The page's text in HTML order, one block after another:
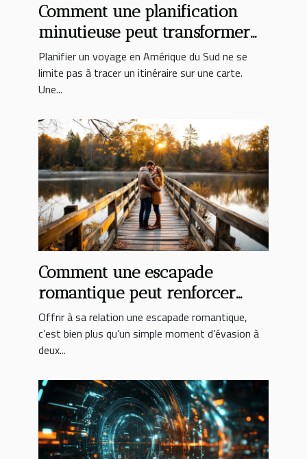
Comment une planification
minutieuse peut transformer
votre expérience en Amérique
du Sud ?
Planifier un voyage en Amérique du Sud ne se
limite pas à tracer un itinéraire sur une carte.
Une...
Comment une escapade
romantique peut renforcer
votre relation ?
Offrir à sa relation une escapade romantique,
c’est bien plus qu’un simple moment d’évasion à
deux...